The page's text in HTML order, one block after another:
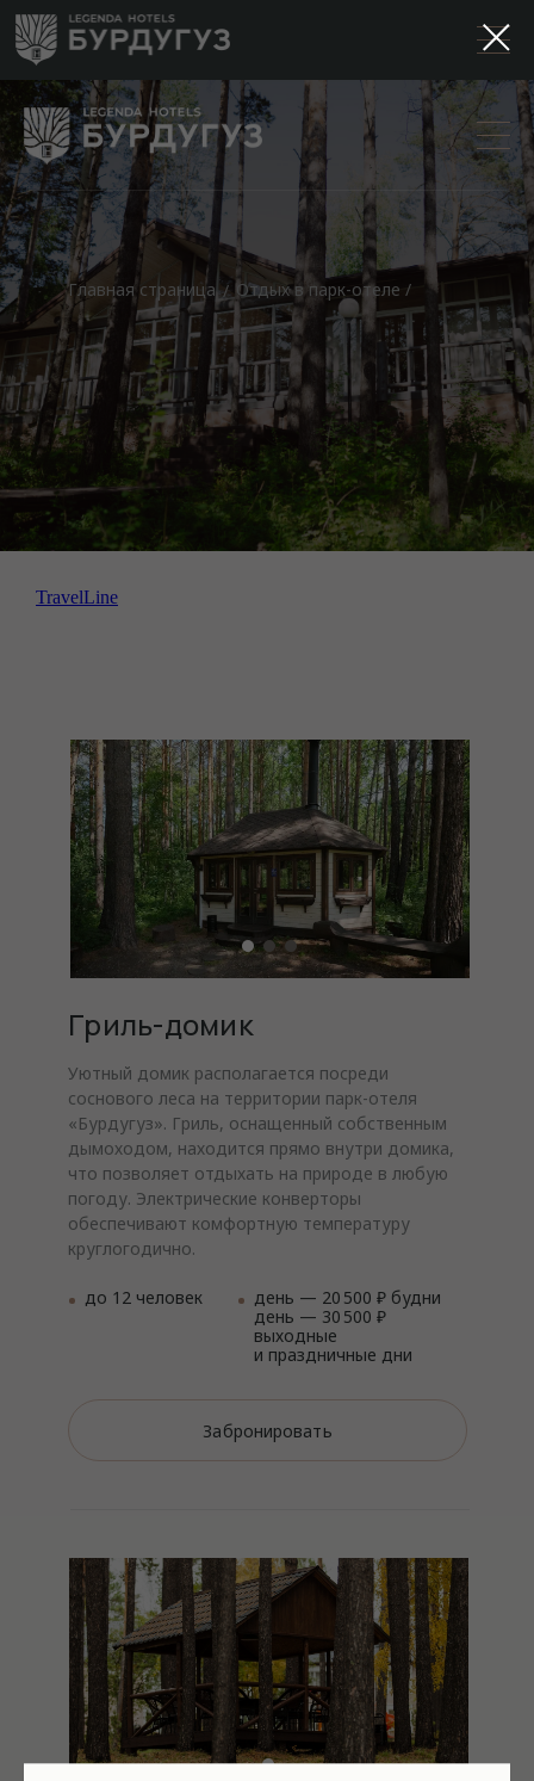
/
Главная страница Отдых в парк-отеле /
TravelLine
Гриль-домик
до 12 человек
день — 20 500 ₽ будни
день — 30 500 ₽
выходные
и праздничные дни
Забронировать
Уютный домик располагается посреди
соснового леса на территории парк-отеля
«Бурдугуз». Гриль, оснащенный собственным
дымоходом, находится прямо внутри домика,
что позволяет отдыхать на природе в любую
погоду. Электрические конверторы
обеспечивают комфортную температуру
круглогодично.
Открытая небольшая беседка для пикника
с семьей и друзьями располагается за
зданием парк-отеля «Бурдугуз». Рядом
с беседкой оборудован спуск к заливу реки